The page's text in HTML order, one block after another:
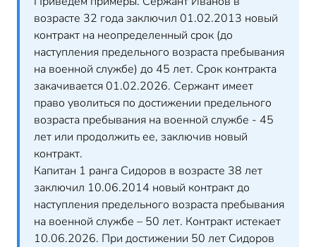
возрасте 32 года заключил 01.02.2013 новый
контракт на неопределенный срок (до
наступления предельного возраста пребывания
на военной службе) до 45 лет. Срок контракта
закачивается 01.02.2026. Сержант имеет
право уволиться по достижении предельного
возраста пребывания на военной службе - 45
лет или продолжить ее, заключив новый
контракт.
Капитан 1 ранга Сидоров в возрасте 38 лет
заключил 10.06.2014 новый контракт до
наступления предельного возраста пребывания
на военной службе – 50 лет. Контракт истекает
10.06.2026. При достижении 50 лет Сидоров